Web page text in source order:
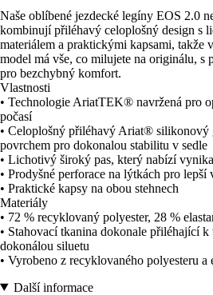
Naše oblíbené jezdecké legíny EOS 2.0
kombinují přiléhavý celoplošný design s
materiálem a praktickými kapsami, takže
model má vše, co milujete na originálu, s
pro bezchybný komfort.
Vlastnosti
• Technologie AriatTEK® navržená pro
počasí
• Celoplošný přiléhavý Ariat® silikonový
povrchem pro dokonalou stabilitu v sedle
• Lichotivý široký pas, který nabízí
• Prodyšné perforace na lýtkách pro lepší
• Praktické kapsy na obou stehnech
Materiály
• 72 % recyklovaný polyester, 28 %
• Stahovací tkanina dokonale přiléhající k
dokonálou siluetu
• Vyrobeno z recyklovaného polyesteru a
Další informace